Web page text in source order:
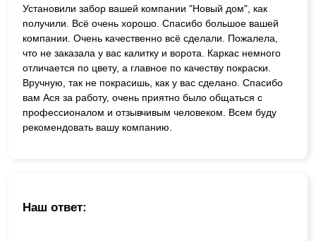
Установили забор вашей компании "Новый дом", как
получили. Всё очень хорошо. Спасибо большое вашей
компании. Очень качественно всё сделали. Пожалела,
что не заказала у вас калитку и ворота. Каркас немного
отличается по цвету, а главное по качеству покраски.
Вручную, так не покрасишь, как у вас сделано. Спасибо
вам Ася за работу, очень приятно было общаться с
профессионалом и отзывчивым человеком. Всем буду
рекомендовать вашу компанию.
Наш ответ: